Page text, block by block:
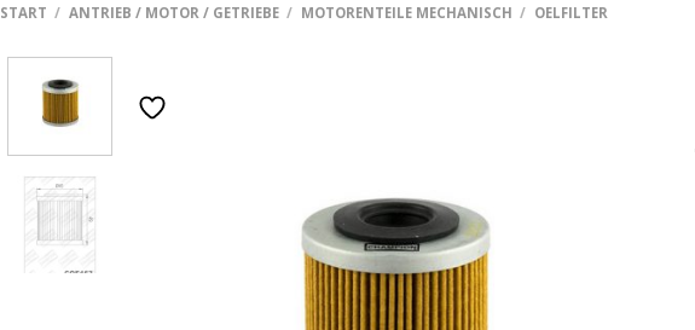
START / ANTRIEB / MOTOR / GETRIEBE / MOTORENTEILE MECHANISCH / OELFILTER